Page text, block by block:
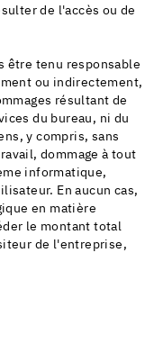
de l'accès ou de
être tenu responsable
ou indirectement,
résultant de
du bureau, ni du
y compris, sans
dommage à tout
informatique,
En aucun cas,
en matière
le montant total
de l'entreprise,